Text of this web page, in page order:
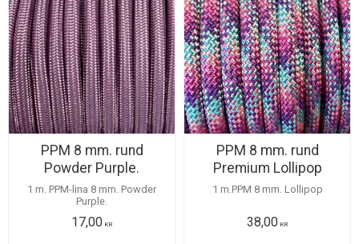
PPM 8 mm. rund
Powder Purple.
1 m. PPM-lina 8 mm. Powder
Purple.
17,00 KR
PPM 8 mm. rund
Premium Lollipop
1 m.PPM 8 mm. Lollipop
38,00 KR